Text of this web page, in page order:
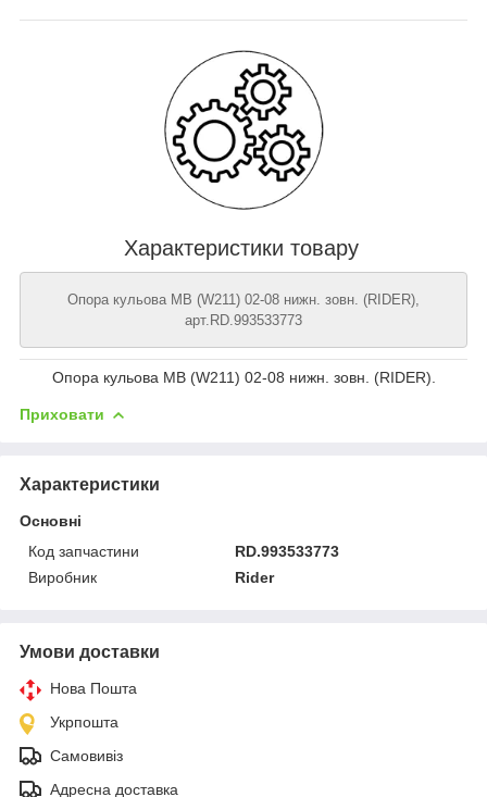
Характеристики товару
Опора кульова MB (W211) 02-08 нижн. зовн. (RIDER),
арт.RD.993533773
Опора кульова MB (W211) 02-08 нижн. зовн. (RIDER).
Приховати
Характеристики
Основні
Код запчастини
RD.993533773
Виробник
Rider
Умови доставки
Нова Пошта
Укрпошта
Самовивіз
Адресна доставка